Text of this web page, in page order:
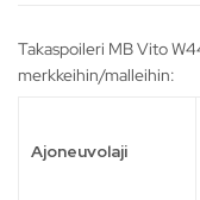
Takaspoileri MB Vito
merkkeihin/malleihin:
Ajoneuvolaji